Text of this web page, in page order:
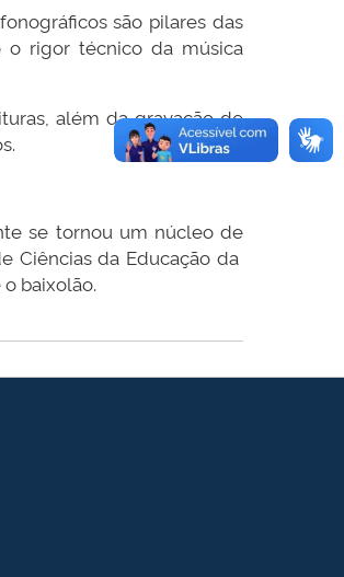
são pilares das
o rigor técnico da música
além da gravação de
se tornou um núcleo de
Ciências da Educação da
baixolão.